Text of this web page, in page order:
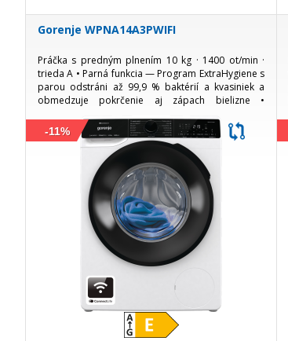
Gorenje WPNA14A3PWIFI
Práčka s predným plnením 10 kg · 1400 ot/min ·
trieda A • Parná funkcia — Program ExtraHygiene s
parou odstráni až 99,9 % baktérií a kvasiniek a
obmedzuje pokrčenie aj zápach bielizne •
chod...
-11%